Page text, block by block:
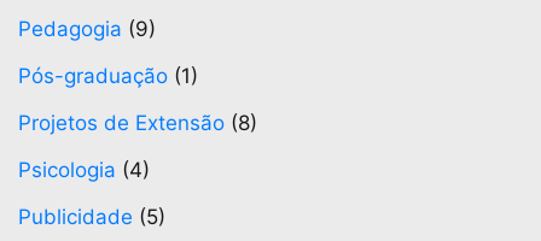
Pedagogia (9)
Pós-graduação (1)
Projetos de Extensão (8)
Psicologia (4)
Publicidade (5)